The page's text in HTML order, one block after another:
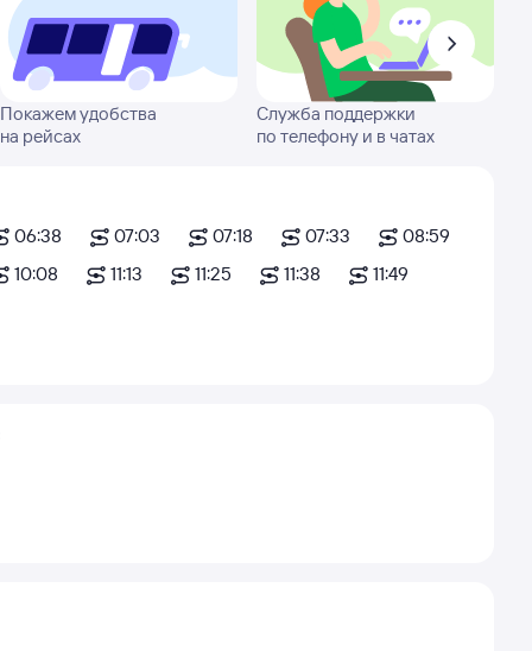
Покажем удобства
на рейсах
Служба поддержки
по телефону и в чатах
06:38 07:03 07:18 07:33
08:59
10:08 11:13 11:25 11:38
11:49